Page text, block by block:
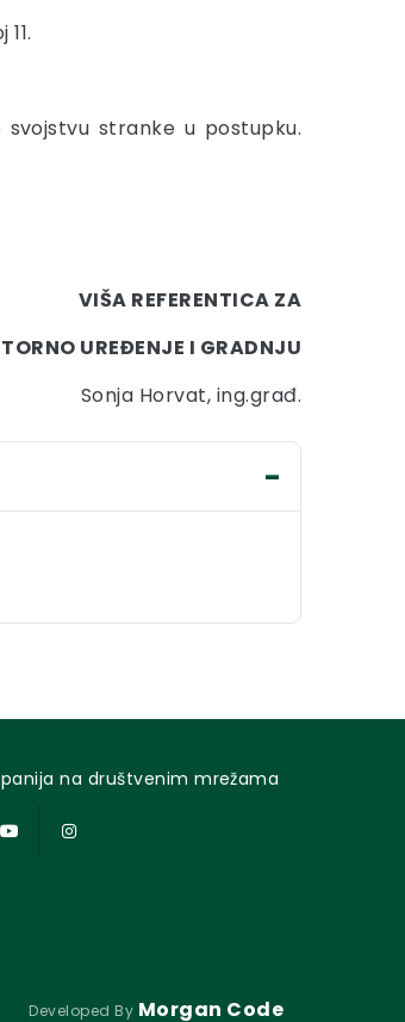
stranke u postupku.
VIŠA REFERENTICA ZA
UREĐENJE I GRADNJU
Sonja Horvat, ing.građ.
na društvenim mrežama
Developed By Morgan Code